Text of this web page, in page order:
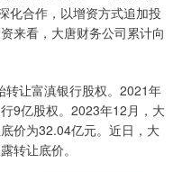
化合作，以增资方式追加投
来看，大唐财务公司累计向
让富滇银行股权。2021年
9亿股权。2023年12月，大
价为32.04亿元。近日，大
转让底价。